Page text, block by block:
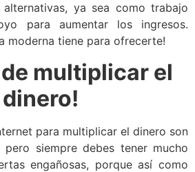
ya sea como trabajo
para aumentar los ingresos.
moderna tiene para ofrecerte!
de multiplicar el
dinero!
para multiplicar el dinero son
pero siempre debes tener mucho
engañosas, porque así como